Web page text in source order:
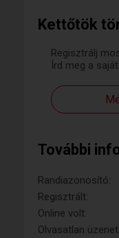
Kettőtök
Regisztrálj
Írd meg a
További
Randiazonosító:
Regisztrált:
Online volt:
Olvasatlan